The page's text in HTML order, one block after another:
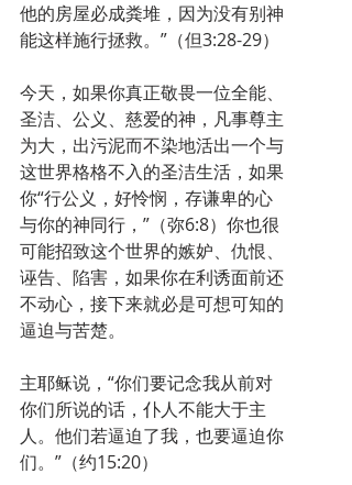
他的房屋必成粪堆，因为没有别神
能这样施行拯救。”（但3:28-29）
今天，如果你真正敬畏一位全能、
圣洁、公义、慈爱的神，凡事尊主
为大，出污泥而不染地活出一个与
这世界格格不入的圣洁生活，如果
你“行公义，好怜悯，存谦卑的心
与你的神同行，”（弥6:8）你也很
可能招致这个世界的嫉妒、仇恨、
诬告、陷害，如果你在利诱面前还
不动心，接下来就必是可想可知的
逼迫与苦楚。
主耶稣说，“你们要记念我从前对
你们所说的话，仆人不能大于主
人。他们若逼迫了我，也要逼迫你
们。”（约15:20）